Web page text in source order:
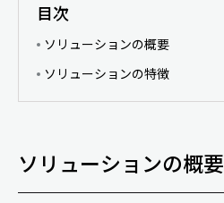
目次
ソリューションの概要
ソリューションの特徴
ソリューションの概要